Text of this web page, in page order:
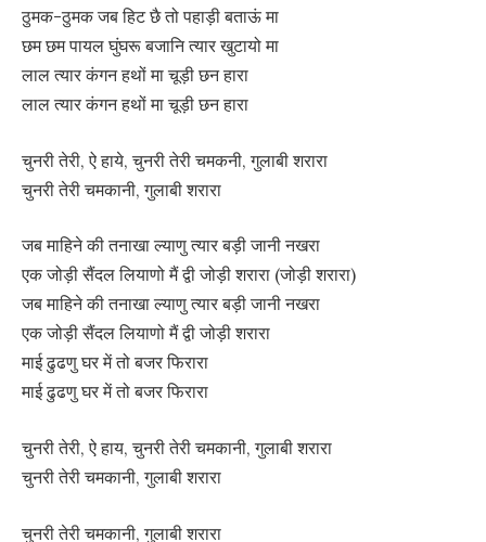
ठुमक-ठुमक जब हिट छै तो पहाड़ी बताऊं मा
छम छम पायल घुंघरू बजानि त्यार खुटायो मा
लाल त्यार कंगन हथों मा चूड़ी छन हारा
लाल त्यार कंगन हथों मा चूड़ी छन हारा
चुनरी तेरी, ऐ हाये, चुनरी तेरी चमकनी, गुलाबी शरारा
चुनरी तेरी चमकानी, गुलाबी शरारा
जब माहिने की तनाखा ल्याणु त्यार बड़ी जानी नखरा
एक जोड़ी सैंदल लियाणो मैं द्वी जोड़ी शरारा (जोड़ी शरारा)
जब माहिने की तनाखा ल्याणु त्यार बड़ी जानी नखरा
एक जोड़ी सैंदल लियाणो मैं द्वी जोड़ी शरारा
माई ढुढणु घर में तो बजर फिरारा
माई ढुढणु घर में तो बजर फिरारा
चुनरी तेरी, ऐ हाय, चुनरी तेरी चमकानी, गुलाबी शरारा
चुनरी तेरी चमकानी, गुलाबी शरारा
चुनरी तेरी चमकानी, गुलाबी शरारा